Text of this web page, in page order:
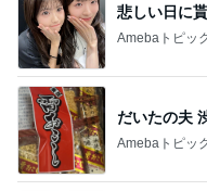
悲しい日に
Amebaトピッ
だいたの夫
Amebaトピッ